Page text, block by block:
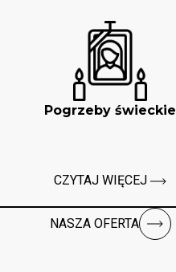
Pogrzeby świeckie
CZYTAJ WIĘCEJ
NASZA OFERTA